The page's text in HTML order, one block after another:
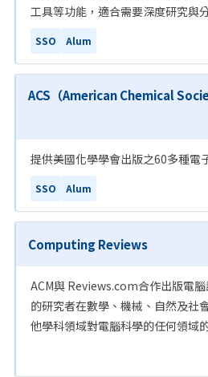
工具等功能，適合需要深度研究與
SSO Alum
ACS（American Chemical
提供美國化學學會出版之60多種電
SSO Alum
Computing Reviews
ACM與 Reviews.com合作出版電
的研究者在數學、機械、自然及社
他學科領域對電腦科學的任何領域